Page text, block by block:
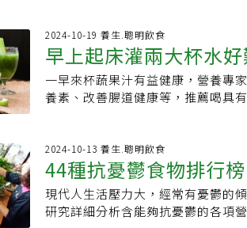
都很嬌嫩，一旦煮過頭就會散掉並
熟、瀝乾水分、用平底鍋煎出樹皮
熱再用削皮刀移除臘狀外皮，可以
羽衣甘藍芽（Kalettes）羽衣甘藍
種，大約10年前開始流行，翠綠爽
有著更緻密的質地、更甜，南瓜味
表越斑駁代表果實越成熟。如同耐
郁。若想營造出身處荒野小屋的氛
（Fennel）茴香莖那種泥土、類似
乾燥的地方，最好放在麵包盒或紙
成發霉，他也提醒紙袋比塑膠袋好
菌生長的環境。托洛梅奧說，不建
走麵包中的水分，讓麵包更快腐壞
分為「在來種」與「西洋種」，在
郁，主要用來炒煮或是當調味菜使
稱美國芹菜）的香味稍淡，主要以
色澤，葉子最好呈現鮮綠的顏色，
最好又長又直、粗細均勻，這樣品
「芹菜保存3招」，包含可水養常溫
多可以存放將近1個月。．水養常溫
可保存3～5天。．冷藏法：去除葉
袋中綁緊冷藏，可保存2～3週。．
2024-10-19 養生.聰明飲食
早上起床灌兩大杯水
杯聖品」快速補水又
一早來杯蔬果汁有益健康，營養專
養素、改善腸道健康等，推薦喝具
汁。古德曼表示榨汁一直以來都有
簡單主義者，通常使用冷榨的方式
去加熱，冷榨就能保持營養完整和
菜，她會建議客戶一天吃八到十杯
果換成榨汁，輕鬆就能獲取四到五
2024-10-13 養生.聰明飲食
44種抗憂鬱食物排行
「全世界最健康蔬菜」
現代人生活壓力大，經常有憂鬱的
研究詳細分析含能夠抗憂鬱的各項